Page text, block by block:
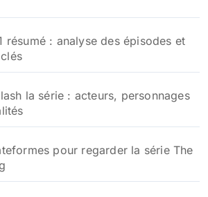
résumé : analyse des épisodes et
la série : acteurs, personnages
pour regarder la série The